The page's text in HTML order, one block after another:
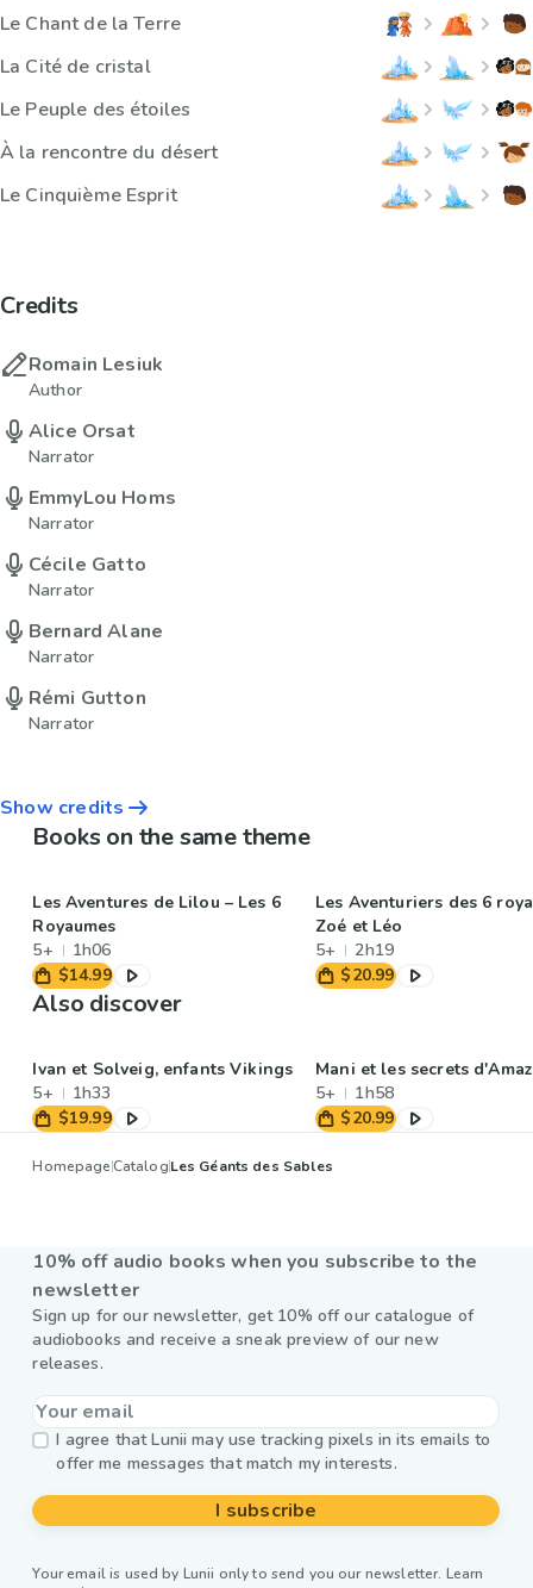
Le Chant de la Terre
La Cité de cristal
Le Peuple des étoiles
À la rencontre du désert
Le Cinquième Esprit
Credits
Romain Lesiuk
Author
Alice Orsat
Narrator
EmmyLou Homs
Narrator
Cécile Gatto
Narrator
Bernard Alane
Narrator
Rémi Gutton
Narrator
Show credits
Books on the same theme
Les Aventures de Lilou – Les 6
Royaumes
5+
1h06
$14.99
Les Aventuriers des 6
Zoé et Léo
5+
2h19
$20.99
Also discover
Ivan et Solveig, enfants Vikings
5+
1h33
$19.99
Mani et les secrets
5+
1h58
$20.99
HomepageCatalogLes Géants des Sables
10% off audio books when you subscribe to the
newsletter
Sign up for our newsletter, get 10% off our catalogue of
audiobooks and receive a sneak preview of our new
releases.
I agree that Lunii may use tracking pixels in its emails to
offer me messages that match my interests.
I subscribe
Your email is used by Lunii only to send you our newsletter. Learn